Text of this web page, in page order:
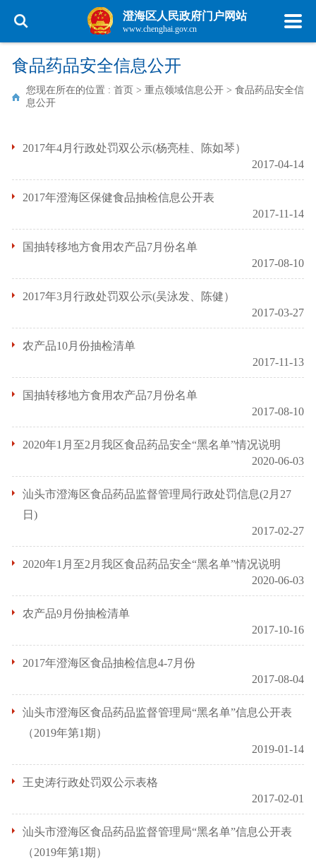
澄海区人民政府门户网站
www.chenghai.gov.cn
食品药品安全信息公开
您现在所在的位置 : 首页 > 重点领域信息公开 > 食品药品安全信
息公开
2017年4月行政处罚双公示(杨亮桂、陈如琴）
2017-04-14
2017年澄海区保健食品抽检信息公开表
2017-11-14
国抽转移地方食用农产品7月份名单
2017-08-10
2017年3月行政处罚双公示(吴泳发、陈健）
2017-03-27
农产品10月份抽检清单
2017-11-13
国抽转移地方食用农产品7月份名单
2017-08-10
2020年1月至2月我区食品药品安全“黑名单”情况说明
2020-06-03
汕头市澄海区食品药品监督管理局行政处罚信息(2月27
日)
2017-02-27
2020年1月至2月我区食品药品安全“黑名单”情况说明
2020-06-03
农产品9月份抽检清单
2017-10-16
2017年澄海区食品抽检信息4-7月份
2017-08-04
汕头市澄海区食品药品监督管理局“黑名单”信息公开表
（2019年第1期）
2019-01-14
王史涛行政处罚双公示表格
2017-02-01
汕头市澄海区食品药品监督管理局“黑名单”信息公开表
（2019年第1期）